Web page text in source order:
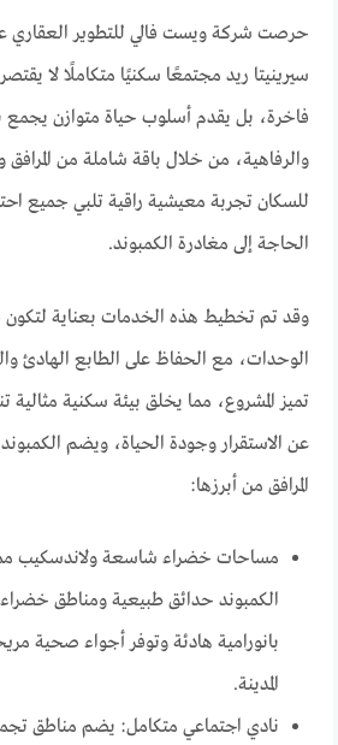
حرصت شركة ويست فالي للتطوير العقاري
سيرينيتا ريد مجتمعًا سكنيًا متكاملًا لا
فاخرة، بل يقدم أسلوب حياة متوازن يجمع
والرفاهية، من خلال باقة شاملة من
للسكان تجربة معيشية راقية تلبي جميع
الحاجة إلى مغادرة الكمبوند.
وقد تم تخطيط هذه الخدمات بعناية
الوحدات، مع الحفاظ على الطابع الهادئ
تميز المشروع، مما يخلق بيئة سكنية مثالية
عن الاستقرار وجودة الحياة، ويضم
المرافق من أبرزها:
مساحات خضراء شاسعة ولاندسكيب
الكمبوند حدائق طبيعية ومناطق
بانورامية هادئة وتوفر أجواء صحية
المدينة.
نادي اجتماعي متكامل: يضم مناطق